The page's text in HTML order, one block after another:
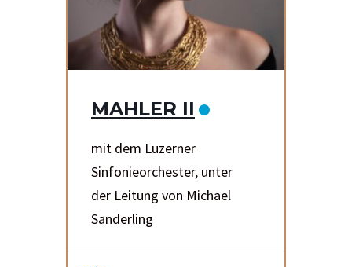
MAHLER II
mit dem Luzerner
Sinfonieorchester, unter
der Leitung von Michael
Sanderling